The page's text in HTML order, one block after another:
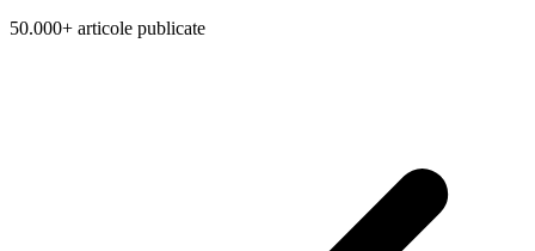
50.000+ articole publicate